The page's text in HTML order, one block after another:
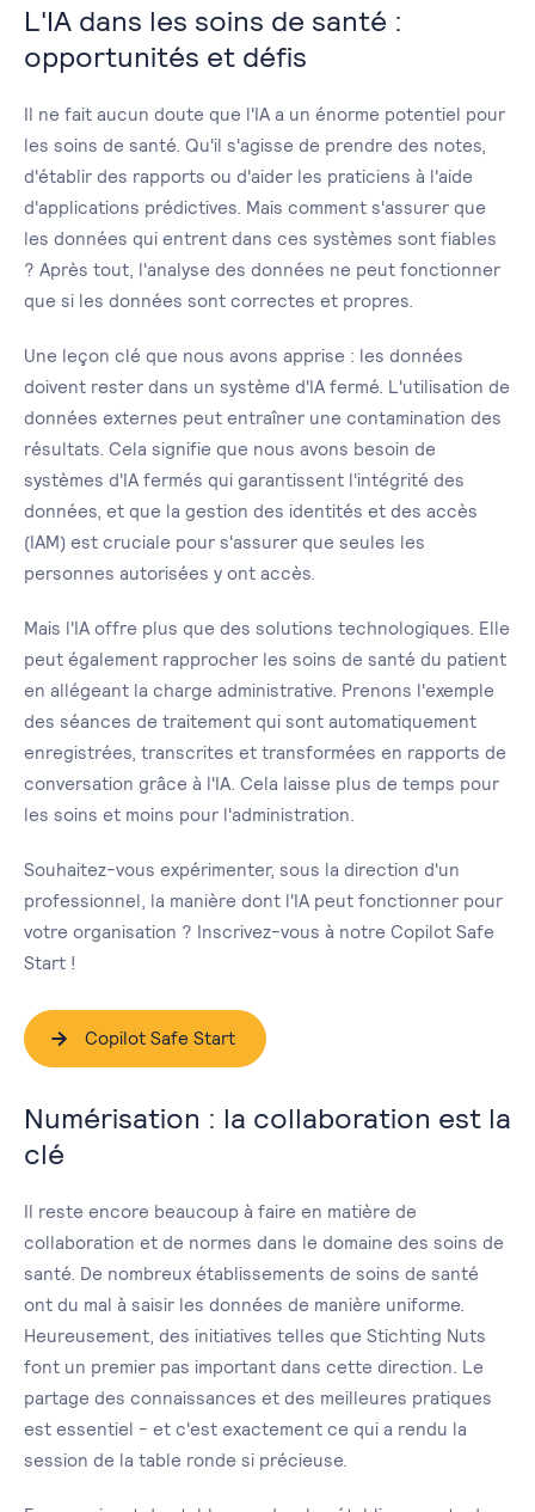
L'IA dans les soins de santé :
opportunités et défis
Il ne fait aucun doute que l'IA a un énorme potentiel pour
les soins de santé. Qu'il s'agisse de prendre des notes,
d'établir des rapports ou d'aider les praticiens à l'aide
d'applications prédictives. Mais comment s'assurer que
les données qui entrent dans ces systèmes sont fiables
? Après tout, l'analyse des données ne peut fonctionner
que si les données sont correctes et propres.
Une leçon clé que nous avons apprise : les données
doivent rester dans un système d'IA fermé. L'utilisation de
données externes peut entraîner une contamination des
résultats. Cela signifie que nous avons besoin de
systèmes d'IA fermés qui garantissent l'intégrité des
données, et que la gestion des identités et des accès
(IAM) est cruciale pour s'assurer que seules les
personnes autorisées y ont accès.
Mais l'IA offre plus que des solutions technologiques. Elle
peut également rapprocher les soins de santé du patient
en allégeant la charge administrative. Prenons l'exemple
des séances de traitement qui sont automatiquement
enregistrées, transcrites et transformées en rapports de
conversation grâce à l'IA. Cela laisse plus de temps pour
les soins et moins pour l'administration.
Souhaitez-vous expérimenter, sous la direction d'un
professionnel, la manière dont l'IA peut fonctionner pour
votre organisation ? Inscrivez-vous à notre Copilot Safe
Start !
Copilot Safe Start
Numérisation : la collaboration est la
clé
Il reste encore beaucoup à faire en matière de
collaboration et de normes dans le domaine des soins de
santé. De nombreux établissements de soins de santé
ont du mal à saisir les données de manière uniforme.
Heureusement, des initiatives telles que Stichting Nuts
font un premier pas important dans cette direction. Le
partage des connaissances et des meilleures pratiques
est essentiel - et c'est exactement ce qui a rendu la
session de la table ronde si précieuse.